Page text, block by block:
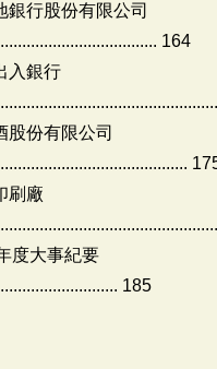
銀行股份有限公司
164
入銀行
股份有限公司
刷廠
度大事紀要
185